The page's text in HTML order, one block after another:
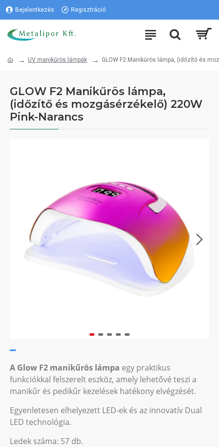
Bejelentkezés Regisztráció
UV manikűrös lámpák GLOW F2 Manikűrös lámpa, (időzítő és
GLOW F2 Manikűrös lámpa,
(időzítő és mozgásérzékelő) 220W
Pink-Narancs
A Glow F2 manikűrös lámpa egy praktikus
funkciókkal felszerelt eszköz, amely lehetővé teszi a
manikűr és pedikűr kezelések hatékony elvégzését.
Egyenletesen elhelyezett LED-ek és az innovatív Dual
LED technológia.
Ledek száma: 57 db.